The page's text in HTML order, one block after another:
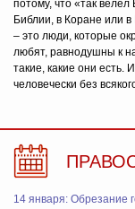
потому, что «так велел
Библии, в Коране или
– это люди, которые
любят, равнодушны к
такие, какие они есть.
человечески без
14 января: Обрезание